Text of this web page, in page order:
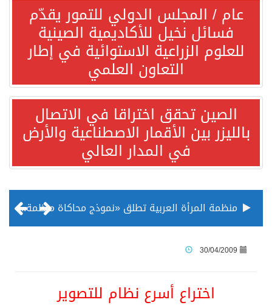
عام / المجلس الدولي للتمور يقدّم
فسائل نخيل للأكاديمية الصينية
للعلوم الزراعية الاستوائية في إطار
التعاون العلمي
الصين تحقق اختراقا في الاتصال
بالليزر بين الأقمار الاصطناعية والأرض
في المدار العالي
منظمة المرأة العربية تطلق «نموذج محاكاة منظمة المرأة العربية للشباب» بمشاركة 10 دول عربية..غدًا
30/04/2009
اختراع أسرع نظام للتصوير